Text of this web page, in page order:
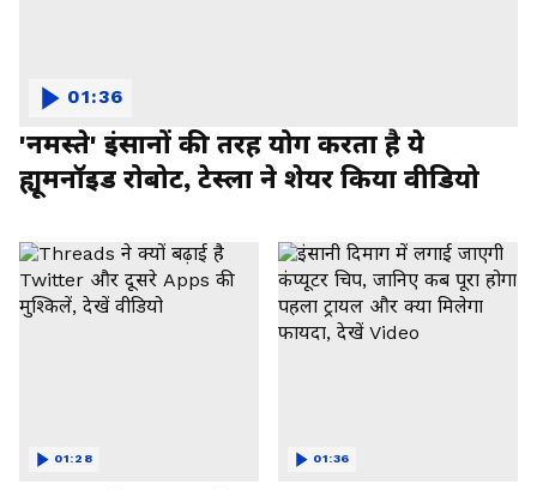
'नमस्ते' इंसानों की तरह योग करता है ये
ह्यूमनॉइड रोबोट, टेस्ला ने शेयर किया वीडियो
01:36
01:28 01:36